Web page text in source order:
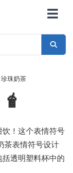
☰
珍珠奶茶
🧋
！这个表情符号
茶表情符号设计
透明塑料杯中的